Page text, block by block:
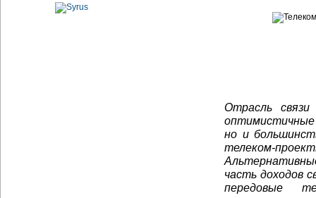
Отрасль
но и
телеком-
часть доходов
передовые